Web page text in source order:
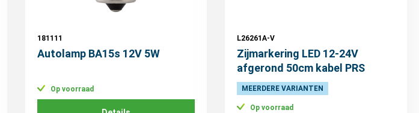
181111
Autolamp BA15s 12V 5W
Op voorraad
L26261A-V
Zijmarkering LED 12-24V
afgerond 50cm kabel PRS
MEERDERE VARIANTEN
Op voorraad